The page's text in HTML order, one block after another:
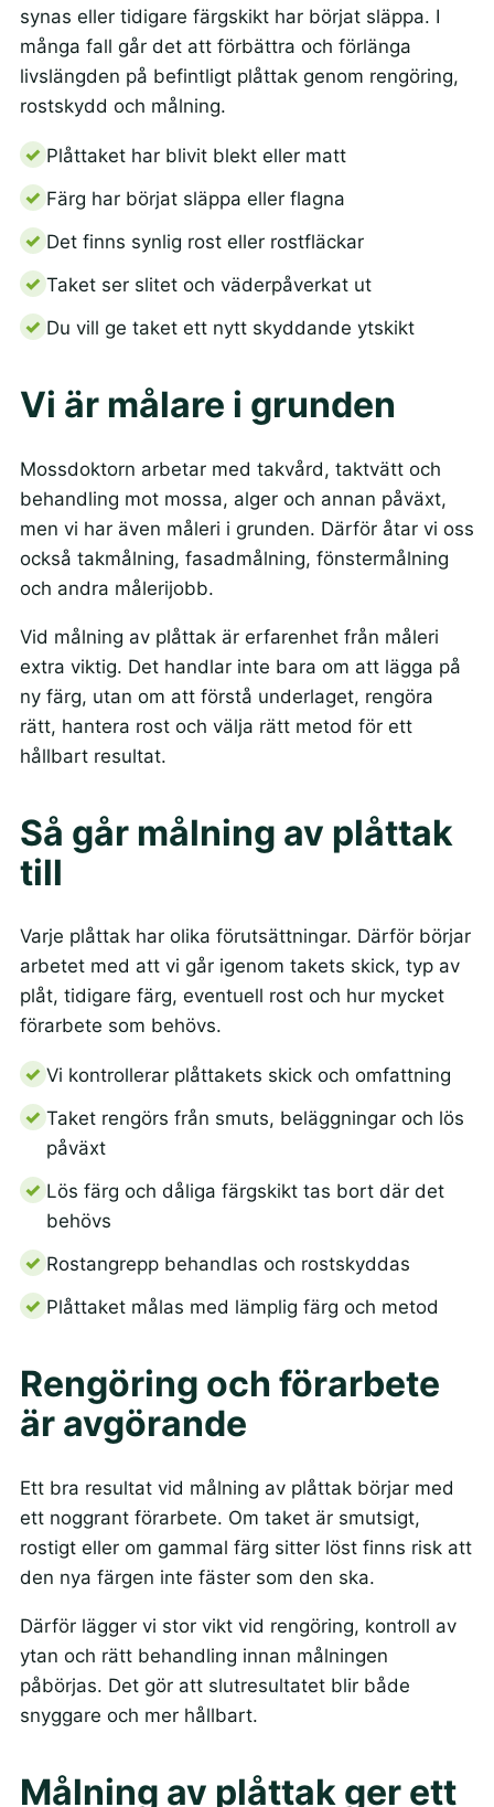
synas eller tidigare färgskikt har börjat släppa. I
många fall går det att förbättra och förlänga
livslängden på befintligt plåttak genom rengöring,
rostskydd och målning.
Plåttaket har blivit blekt eller matt
Färg har börjat släppa eller flagna
Det finns synlig rost eller rostfläckar
Taket ser slitet och väderpåverkat ut
Du vill ge taket ett nytt skyddande ytskikt
Vi är målare i grunden
Mossdoktorn arbetar med takvård, taktvätt och
behandling mot mossa, alger och annan påväxt,
men vi har även måleri i grunden. Därför åtar vi oss
också takmålning, fasadmålning, fönstermålning
och andra målerijobb.
Vid målning av plåttak är erfarenhet från måleri
extra viktig. Det handlar inte bara om att lägga på
ny färg, utan om att förstå underlaget, rengöra
rätt, hantera rost och välja rätt metod för ett
hållbart resultat.
Så går målning av plåttak
till
Varje plåttak har olika förutsättningar. Därför börjar
arbetet med att vi går igenom takets skick, typ av
plåt, tidigare färg, eventuell rost och hur mycket
förarbete som behövs.
Vi kontrollerar plåttakets skick och omfattning
Taket rengörs från smuts, beläggningar och lös
påväxt
Lös färg och dåliga färgskikt tas bort där det
behövs
Rostangrepp behandlas och rostskyddas
Plåttaket målas med lämplig färg och metod
Rengöring och förarbete
är avgörande
Ett bra resultat vid målning av plåttak börjar med
ett noggrant förarbete. Om taket är smutsigt,
rostigt eller om gammal färg sitter löst finns risk att
den nya färgen inte fäster som den ska.
Därför lägger vi stor vikt vid rengöring, kontroll av
ytan och rätt behandling innan målningen
påbörjas. Det gör att slutresultatet blir både
snyggare och mer hållbart.
Målning av plåttak ger ett